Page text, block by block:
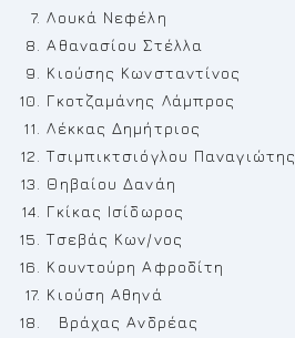
Λουκά Νεφέλη
Αθανασίου Στέλλα
Κιούσης Κωνσταντίνος
Γκοτζαμάνης Λάμπρος
Λέκκας Δημήτριος
Τσιμπικτσιόγλου Παναγιώτης
Θηβαίου Δανάη
Γκίκας Ισίδωρος
Τσεβάς Κων/νος
Κουντούρη Αφροδίτη
Κιούση Αθηνά
Βράχας Ανδρέας